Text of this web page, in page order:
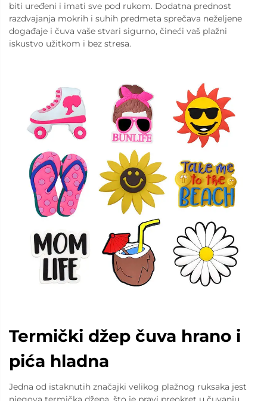
biti uređeni i imati sve pod rukom. Dodatna prednost
razdvajanja mokrih i suhih predmeta sprečava neželjene
događaje i čuva vaše stvari sigurno, čineći vaš plažni
iskustvo užitkom i bez stresa.
Termički džep čuva hrano i
pića hladna
Jedna od istaknutih značajki velikog plažnog ruksaka jest